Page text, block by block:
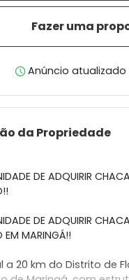
Fazer uma
Anúncio atualizado
da Propriedade
DE ADQUIRIR
DE ADQUIRIR
EM MARINGÁ!!
a 20 km do Distrito de